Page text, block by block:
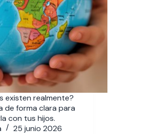
existen realmente?
de forma clara para
con tus hijos.
25 junio 2026